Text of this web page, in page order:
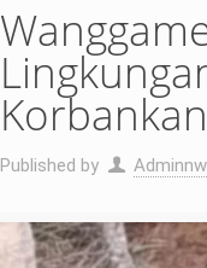
Korbankan
Published by